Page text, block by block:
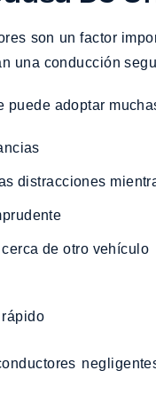
son un factor
una conducción
puede adoptar
distracciones
cerca de otro vehículo
rápido